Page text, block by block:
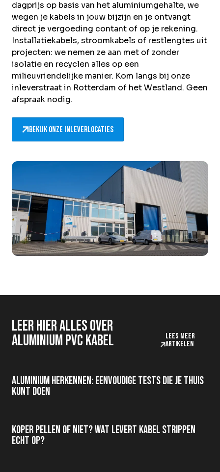
dagprijs op basis van het aluminiumgehalte, we
wegen je kabels in jouw bijzijn en je ontvangt
direct je vergoeding contant of op je rekening.
Installatiekabels, stroomkabels of restlengtes uit
projecten: we nemen ze aan met of zonder
isolatie en recyclen alles op een
milieuvriendelijke manier. Kom langs bij onze
inleverstraat in Rotterdam of het Westland. Geen
afspraak nodig.
Bekijk onze inleverlocaties
Leer hier alles over
aluminium pvc kabel
Lees meer
artikelen
Aluminium herkennen: eenvoudige tests die je thuis
kunt doen
Koper pellen of niet? Wat levert kabel strippen
echt op?